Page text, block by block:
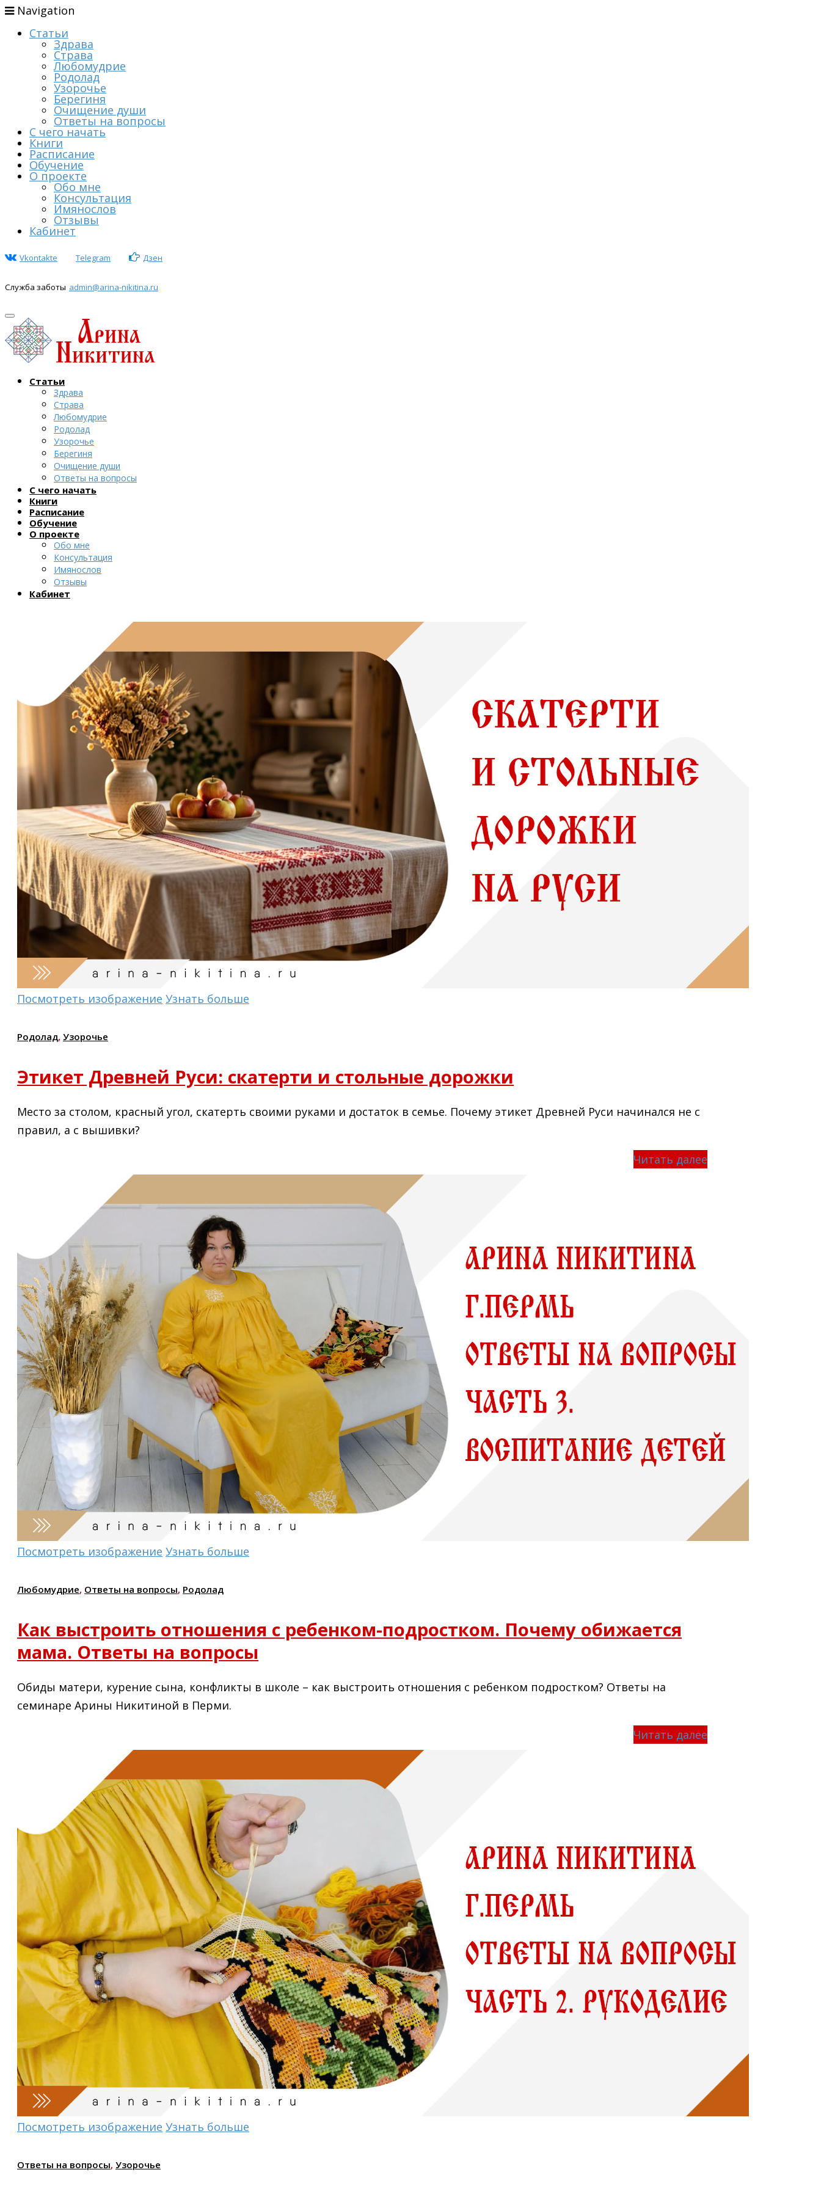
Navigation
Статьи
Здрава
Страва
Любомудрие
Родолад
Узорочье
Берегиня
Очищение души
Ответы на вопросы
С чего начать
Книги
Расписание
Обучение
О проекте
Обо мне
Консультация
Имянослов
Отзывы
Кабинет
Vkontakte Telegram Дзен
Служба заботы admin@arina-nikitina.ru
Статьи
Здрава
Страва
Любомудрие
Родолад
Узорочье
Берегиня
Очищение души
Ответы на вопросы
С чего начать
Книги
Расписание
Обучение
О проекте
Обо мне
Консультация
Имянослов
Отзывы
Кабинет
Посмотреть изображение Узнать больше
Родолад, Узорочье
Этикет Древней Руси: скатерти и стольные дорожки
Место за столом, красный угол, скатерть своими руками и достаток в семье. Почему этикет Древней Руси начинался не с
правил, а с вышивки?
Читать далее
Посмотреть изображение Узнать больше
Любомудрие, Ответы на вопросы, Родолад
Как выстроить отношения с ребенком-подростком. Почему обижается
мама. Ответы на вопросы
Обиды матери, курение сына, конфликты в школе – как выстроить отношения с ребенком подростком? Ответы на
семинаре Арины Никитиной в Перми.
Читать далее
Посмотреть изображение Узнать больше
Ответы на вопросы, Узорочье